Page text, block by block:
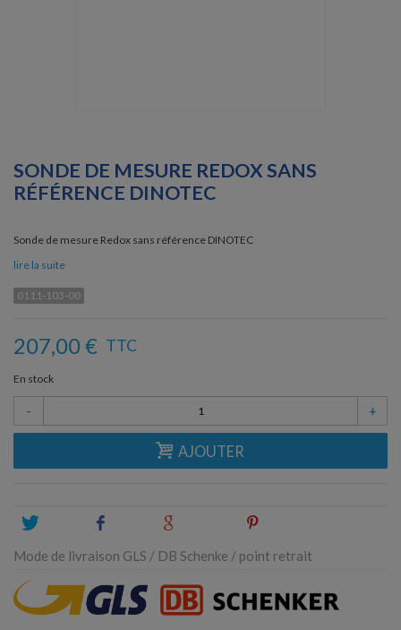
SONDE DE MESURE REDOX SANS
RÉFÉRENCE DINOTEC
Sonde de mesure Redox sans référence DINOTEC
lire la suite
0111-103-00
207,00 € TTC
En stock
- +
AJOUTER
Tweet
Mode de livraison GLS / DB Schenke / point retrait